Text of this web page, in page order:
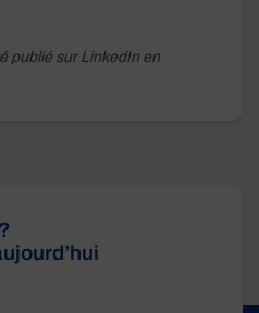
publié sur LinkedIn en